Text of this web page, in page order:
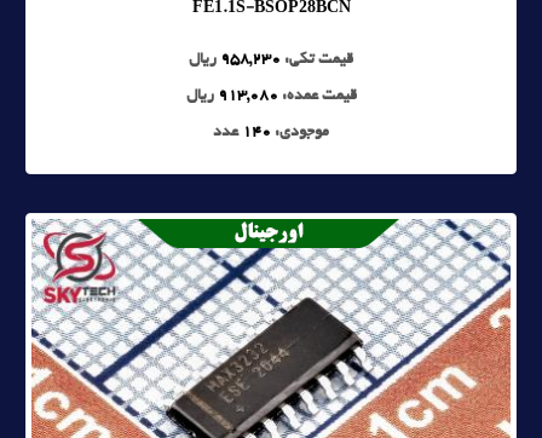
قیمت تکی: 958,230 ریال
قیمت عمده: 913,080 ریال
موجودی: 140 عدد